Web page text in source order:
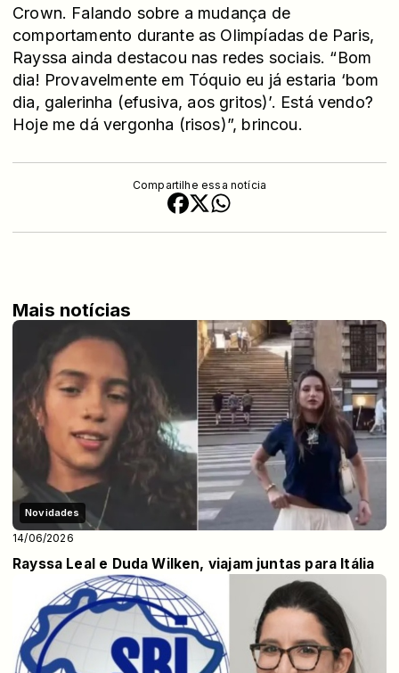
Crown. Falando sobre a mudança de
comportamento durante as Olimpíadas de Paris,
Rayssa ainda destacou nas redes sociais. “Bom
dia! Provavelmente em Tóquio eu já estaria ‘bom
dia, galerinha (efusiva, aos gritos)’. Está vendo?
Hoje me dá vergonha (risos)”, brincou.
Compartilhe essa notícia
Mais notícias
Novidades
14/06/2026
Rayssa Leal e Duda Wilken, viajam juntas para Itália